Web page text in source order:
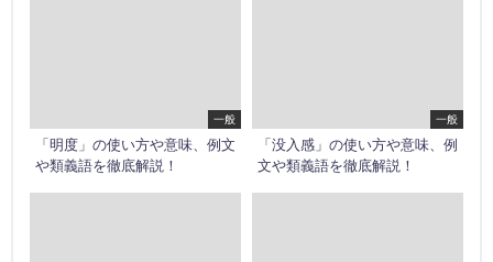
一般
「明度」の使い方や意味、例文
や類義語を徹底解説！
一般
「没入感」の使い方や意味、例
文や類義語を徹底解説！